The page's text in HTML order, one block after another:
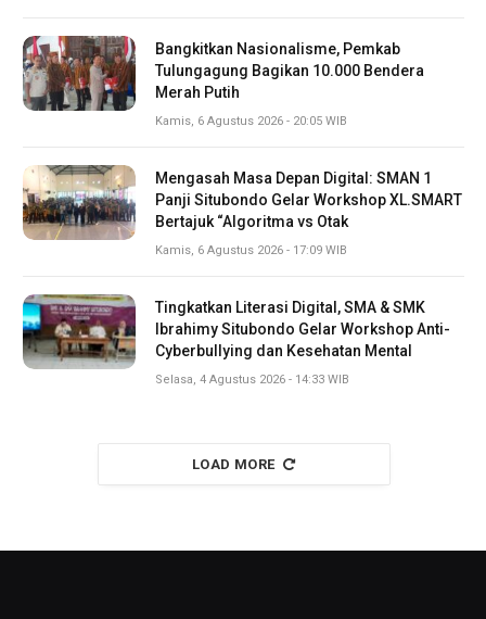
Bangkitkan Nasionalisme, Pemkab
Tulungagung Bagikan 10.000 Bendera
Merah Putih
Kamis, 6 Agustus 2026 - 20:05 WIB
Mengasah Masa Depan Digital: SMAN 1
Panji Situbondo Gelar Workshop XL.SMART
Bertajuk “Algoritma vs Otak
Kamis, 6 Agustus 2026 - 17:09 WIB
Tingkatkan Literasi Digital, SMA & SMK
Ibrahimy Situbondo Gelar Workshop Anti-
Cyberbullying dan Kesehatan Mental
Selasa, 4 Agustus 2026 - 14:33 WIB
LOAD MORE